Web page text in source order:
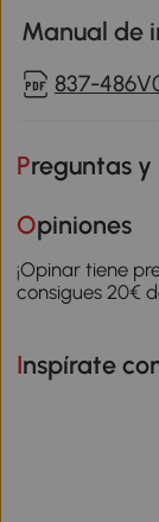
Manual de
837-
Preguntas
Opiniones
¡Opinar tiene
consigues 20€
Inspírate